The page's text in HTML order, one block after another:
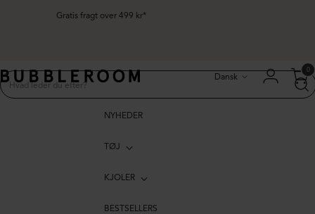
Gratis fragt over 499 kr*
Dansk
0
NYHEDER
TØJ
KJOLER
BESTSELLERS